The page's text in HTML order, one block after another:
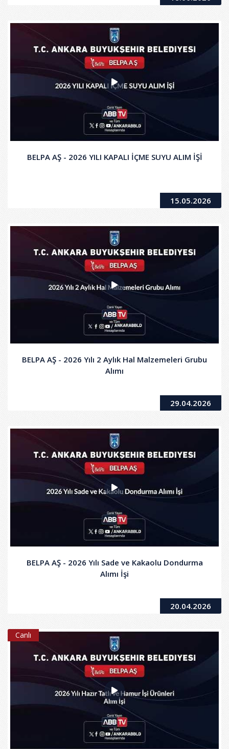
BELPA AŞ - 2026 YILI KAPALI İÇME SUYU ALIM İŞİ
15.05.2026
BELPA AŞ - 2026 Yılı 2 Aylık Hal Malzemeleri Grubu
Alımı
29.04.2026
BELPA AŞ - 2026 Yılı Sade ve Kakaolu Dondurma
Alımı İşi
20.04.2026
Canlı